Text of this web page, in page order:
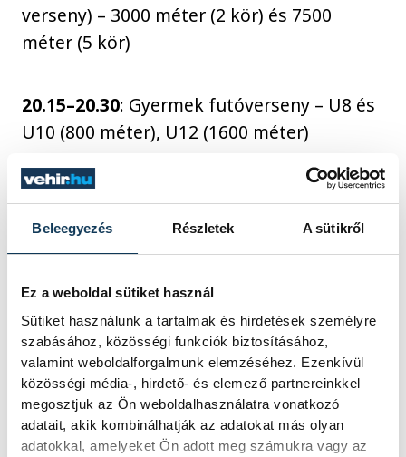
Beleegyezés Részletek A sütikről
Ez a weboldal sütiket használ
Sütiket használunk a tartalmak és hirdetések személyre
szabásához, közösségi funkciók biztosításához,
valamint weboldalforgalmunk elemzéséhez. Ezenkívül
közösségi média-, hirdető- és elemező partnereinkkel
megosztjuk az Ön weboldalhasználatra vonatkozó
adatait, akik kombinálhatják az adatokat más olyan
adatokkal, amelyeket Ön adott meg számukra vagy az
verseny) – 3000 méter (2 kör) és 7500
méter (5 kör)
20.15–20.30: Gyermek futóverseny – U8 és
U10 (800 méter), U12 (1600 méter)
20.35–20.40:
A futáson való részvétel nincs előzetes
regisztrációhoz kötve, amelyet az
érdeklődők kényelmesen, online is
megtehetnek, de a helyszínen is lesz
lehetőség a jelentkezésre a program
kezdete előtt.